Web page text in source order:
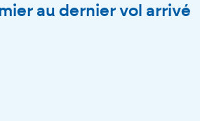
au dernier vol arrivé